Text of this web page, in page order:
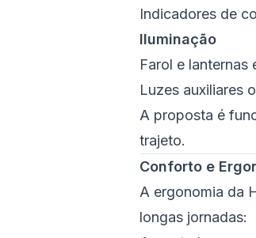
Indicadores de
Iluminação
Farol e lanternas
Luzes auxiliares
A proposta é
trajeto.
Conforto e
A ergonomia da
longas jornadas: